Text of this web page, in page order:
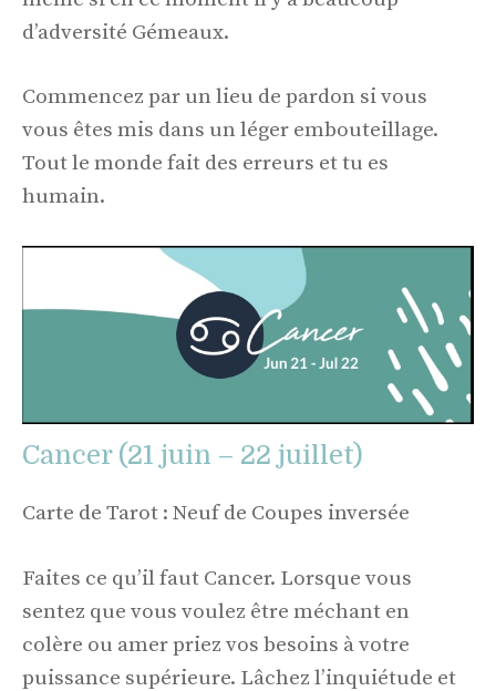
d’adversité Gémeaux.
Commencez par un lieu de pardon si vous
vous êtes mis dans un léger embouteillage.
Tout le monde fait des erreurs et tu es
humain.
Cancer (21 juin – 22 juillet)
Carte de Tarot : Neuf de Coupes inversée
Faites ce qu’il faut Cancer. Lorsque vous
sentez que vous voulez être méchant en
colère ou amer priez vos besoins à votre
puissance supérieure. Lâchez l’inquiétude et